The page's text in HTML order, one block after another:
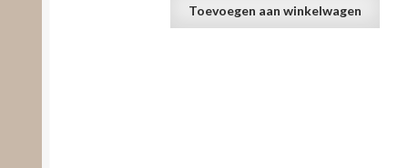
Toevoegen aan winkelwagen